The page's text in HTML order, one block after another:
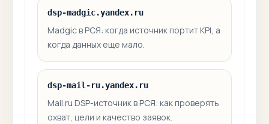
dsp-madgic.yandex.ru
Madgic в РСЯ: когда источник портит KPI, а
когда данных еще мало.
dsp-mail-ru.yandex.ru
Mail.ru DSP-источник в РСЯ: как проверять
охват, цели и качество заявок.